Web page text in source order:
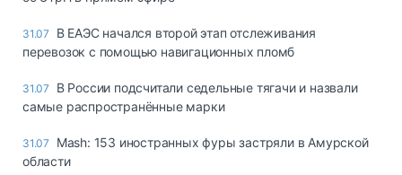
31.07
В ЕАЭС начался второй этап отслеживания
перевозок с помощью навигационных пломб
31.07
В России подсчитали седельные тягачи и назвали
самые распространённые марки
31.07
Mash: 153 иностранных фуры застряли в Амурской
области